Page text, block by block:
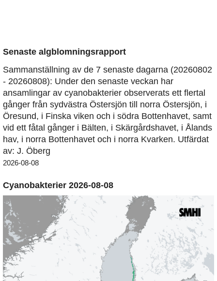
Senaste algblomningsrapport
Sammanställning av de 7 senaste dagarna (20260802
- 20260808): Under den senaste veckan har
ansamlingar av cyanobakterier observerats ett flertal
gånger från sydvästra Östersjön till norra Östersjön, i
Öresund, i Finska viken och i södra Bottenhavet, samt
vid ett fåtal gånger i Bälten, i Skärgårdshavet, i Ålands
hav, i norra Bottenhavet och i norra Kvarken. Utfärdat
av: J. Öberg
2026-08-08
Cyanobakterier 2026-08-08